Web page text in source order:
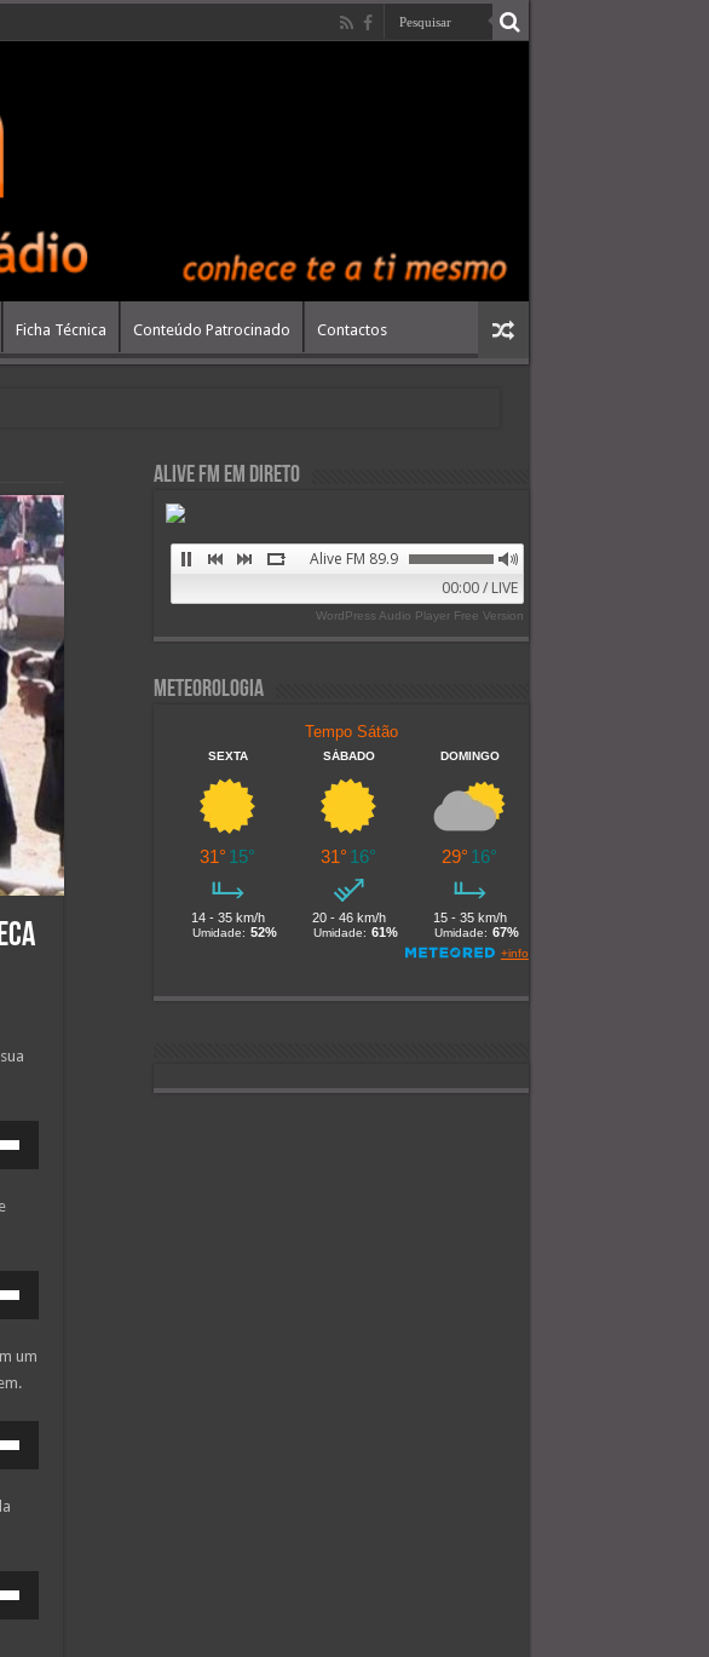
Ficha Técnica Conteúdo Patrocinado Contactos
um
Alive FM em Direto
Alive FM 89.9
00:00 / LIVE
WordPress Audio Player Free Version
Meteorologia